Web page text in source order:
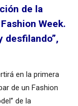
de la
Week.
desfilando”,
en la primera
de un Fashion
de la